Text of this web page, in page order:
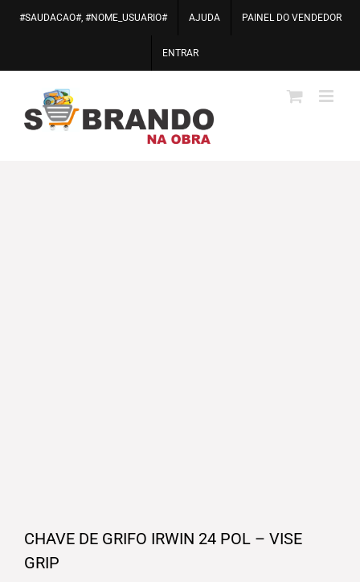
para
#SAUDACAO#, #NOME_USUARIO# AJUDA PAINEL DO VENDEDOR
ENTRAR
CHAVE DE GRIFO IRWIN 24 POL – VISE
GRIP